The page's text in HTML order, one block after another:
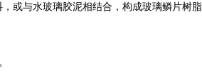
或与水玻璃胶泥相结合，构成玻璃鳞片树脂